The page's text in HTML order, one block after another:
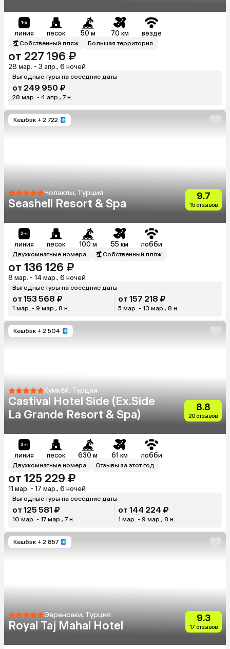
линия песок 50 м 70 км везде
Собственный пляж Большая территория
от 227 196 ₽
28 мар. - 3 апр., 6 ночей
Выгодные туры на соседние даты
от 249 950 ₽
28 мар. - 4 апр., 7 н.
Кешбэк + 2 722
Чолаклы, Турция
Seashell Resort & Spa
9.7
15 отзывов
линия песок 100 м 55 км лобби
Двухкомнатные номера Собственный пляж
от 136 126 ₽
8 мар. - 14 мар., 6 ночей
Выгодные туры на соседние даты
от 153 568 ₽
1 мар. - 9 мар., 8 н.
от 157 218 ₽
5 мар. - 13 мар., 8 н.
Кешбэк + 2 504
Кумкёй, Турция
Castival Hotel Side (Ex.Side
La Grande Resort & Spa)
8.8
20 отзывов
линия песок 630 м 61 км лобби
Двухкомнатные номера Отзывы за этот год
от 125 229 ₽
11 мар. - 17 мар., 6 ночей
Выгодные туры на соседние даты
от 125 581 ₽
10 мар. - 17 мар., 7 н.
от 144 224 ₽
1 мар. - 9 мар., 8 н.
Кешбэк + 2 857
Эвренсеки, Турция
Royal Taj Mahal Hotel
9.3
17 отзывов